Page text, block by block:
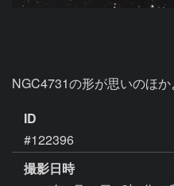
NGC4731の形が思いのほか
ID
#122396
撮影日時